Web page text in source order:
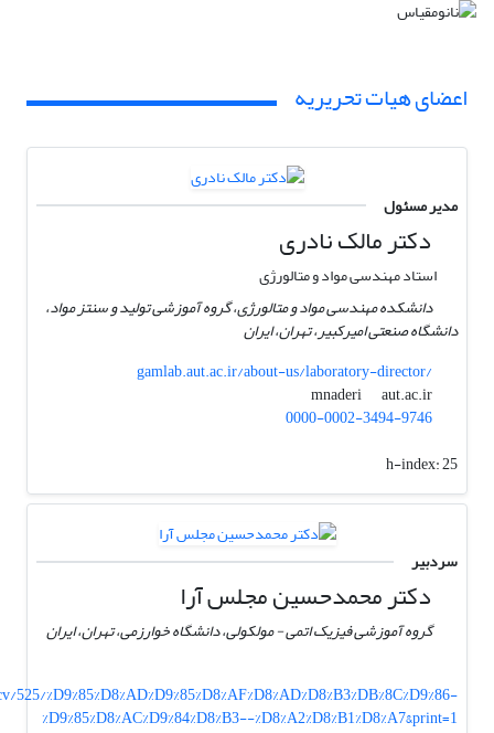
اعضای هیات تحریریه
مدیر مسئول
دکتر مالک نادری
استاد مهندسی مواد و متالورژی
دانشکده مهندسی مواد و متالورژی، گروه آموزشی تولید و سنتز مواد،
دانشگاه صنعتی امیرکبیر، تهران، ایران
gamlab.aut.ac.ir/about-us/laboratory-director/
mnaderi
aut.ac.ir
0000-0002-3494-9746
h-index:25
سردبیر
دکتر محمدحسین مجلس آرا
گروه آموزشی فیزیک اتمی - مولکولی، دانشگاه خوارزمی، تهران، ایران
%D9%85%D8%AD%D9%85%D8%AF%D8%AD%D8%B3%DB%8C%D9%86-
%D9%85%D8%AC%D9%84%D8%B3--%D8%A2%D8%B1%D8%A7&print=1